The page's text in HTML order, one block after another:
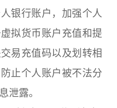
行账户，加强个人
拟货币账户充值和提
易充值码以及划转相
止个人账户被不法分
泄露。